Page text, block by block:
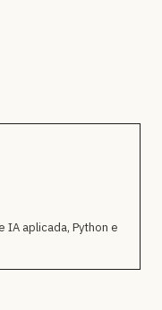
IA aplicada, Python e